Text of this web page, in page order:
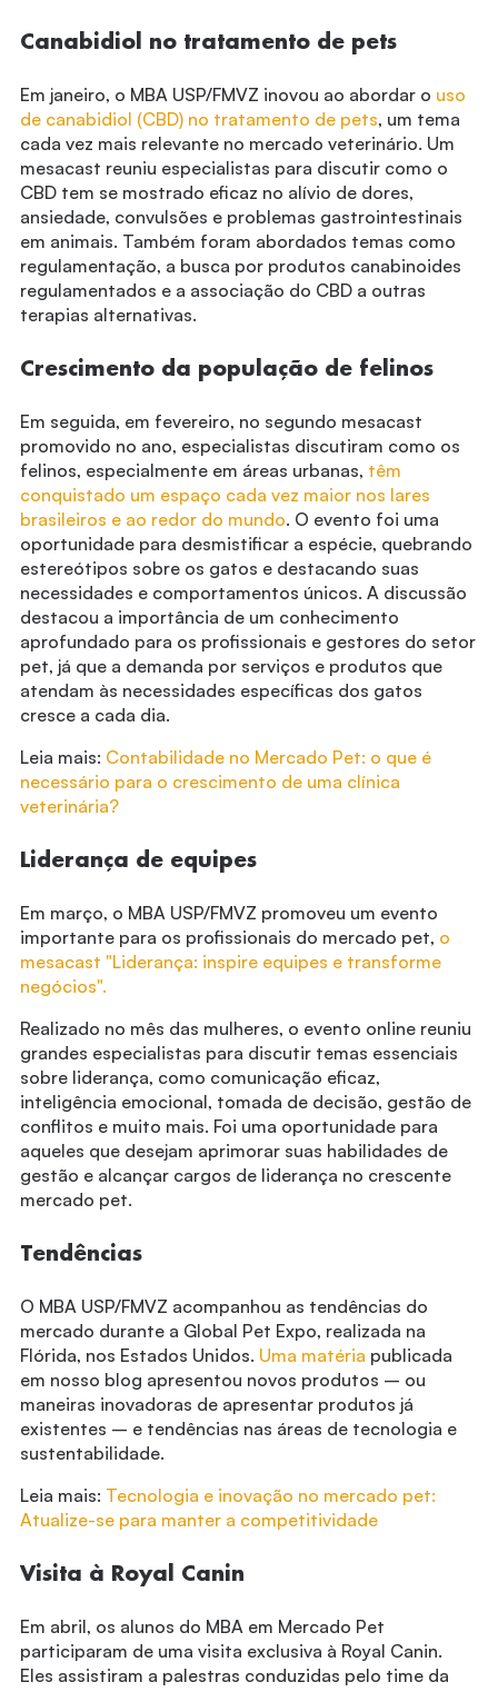
Canabidiol no tratamento de pets
Em janeiro, o MBA USP/FMVZ inovou ao abordar o uso
de canabidiol (CBD) no tratamento de pets, um tema
cada vez mais relevante no mercado veterinário. Um
mesacast reuniu especialistas para discutir como o
CBD tem se mostrado eficaz no alívio de dores,
ansiedade, convulsões e problemas gastrointestinais
em animais. Também foram abordados temas como
regulamentação, a busca por produtos canabinoides
regulamentados e a associação do CBD a outras
terapias alternativas.
Crescimento da população de felinos
Em seguida, em fevereiro, no segundo mesacast
promovido no ano, especialistas discutiram como os
felinos, especialmente em áreas urbanas, têm
conquistado um espaço cada vez maior nos lares
brasileiros e ao redor do mundo. O evento foi uma
oportunidade para desmistificar a espécie, quebrando
estereótipos sobre os gatos e destacando suas
necessidades e comportamentos únicos. A discussão
destacou a importância de um conhecimento
aprofundado para os profissionais e gestores do setor
pet, já que a demanda por serviços e produtos que
atendam às necessidades específicas dos gatos
cresce a cada dia.
Leia mais: Contabilidade no Mercado Pet: o que é
necessário para o crescimento de uma clínica
veterinária?
Liderança de equipes
Em março, o MBA USP/FMVZ promoveu um evento
importante para os profissionais do mercado pet, o
mesacast "Liderança: inspire equipes e transforme
negócios".
Realizado no mês das mulheres, o evento online reuniu
grandes especialistas para discutir temas essenciais
sobre liderança, como comunicação eficaz,
inteligência emocional, tomada de decisão, gestão de
conflitos e muito mais. Foi uma oportunidade para
aqueles que desejam aprimorar suas habilidades de
gestão e alcançar cargos de liderança no crescente
mercado pet.
Tendências
O MBA USP/FMVZ acompanhou as tendências do
mercado durante a Global Pet Expo, realizada na
Flórida, nos Estados Unidos. Uma matéria publicada
em nosso blog apresentou novos produtos – ou
maneiras inovadoras de apresentar produtos já
existentes – e tendências nas áreas de tecnologia e
sustentabilidade.
Leia mais: Tecnologia e inovação no mercado pet:
Atualize-se para manter a competitividade
Visita à Royal Canin
Em abril, os alunos do MBA em Mercado Pet
participaram de uma visita exclusiva à Royal Canin.
Eles assistiram a palestras conduzidas pelo time da